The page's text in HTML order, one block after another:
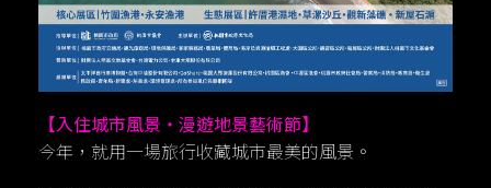
【入住城市風景・漫遊地景藝術節】
今年，就用一場旅行收藏城市最美的風景。